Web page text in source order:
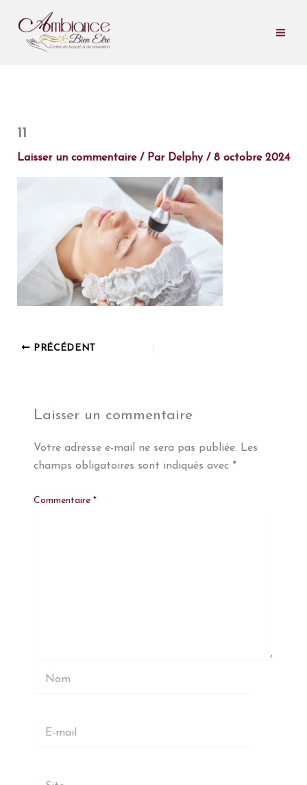
contenu
11
Laisser un commentaire / Par Delphy / 8 octobre 2024
PRÉCÉDENT
Laisser un commentaire
Votre adresse e-mail ne sera pas publiée. Les
champs obligatoires sont indiqués avec *
Commentaire *
Nom
mail
Site